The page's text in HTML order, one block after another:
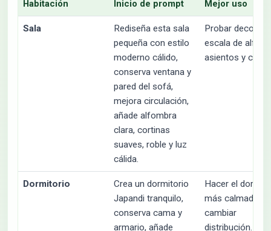
Habitación Inicio de prompt Mejor uso
Sala
Rediseña esta sala
pequeña con estilo
moderno cálido,
conserva ventana y
pared del sofá,
mejora circulación,
añade alfombra
clara, cortinas
suaves, roble y luz
cálida.
Probar
escala de
asientos y color.
Dormitorio
Crea un dormitorio
Japandi tranquilo,
conserva cama y
armario, añade
Hacer el
más calmado
cambiar
distribución.